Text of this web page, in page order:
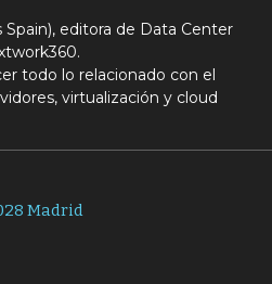
editora de Data Center
todo lo relacionado con el
virtualización y cloud
Madrid